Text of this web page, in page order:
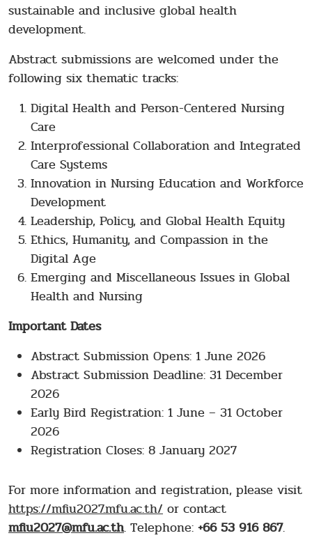
sustainable and inclusive global health
development.
Abstract submissions are welcomed under the
following six thematic tracks:
Digital Health and Person-Centered Nursing
Care
Interprofessional Collaboration and Integrated
Care Systems
Innovation in Nursing Education and Workforce
Development
Leadership, Policy, and Global Health Equity
Ethics, Humanity, and Compassion in the
Digital Age
Emerging and Miscellaneous Issues in Global
Health and Nursing
Important Dates
Abstract Submission Opens: 1 June 2026
Abstract Submission Deadline: 31 December
2026
Early Bird Registration: 1 June – 31 October
2026
Registration Closes: 8 January 2027
For more information and registration, please visit
https://mfiu2027.mfu.ac.th/ or contact
mfiu2027@mfu.ac.th. Telephone: +66 53 916 867.